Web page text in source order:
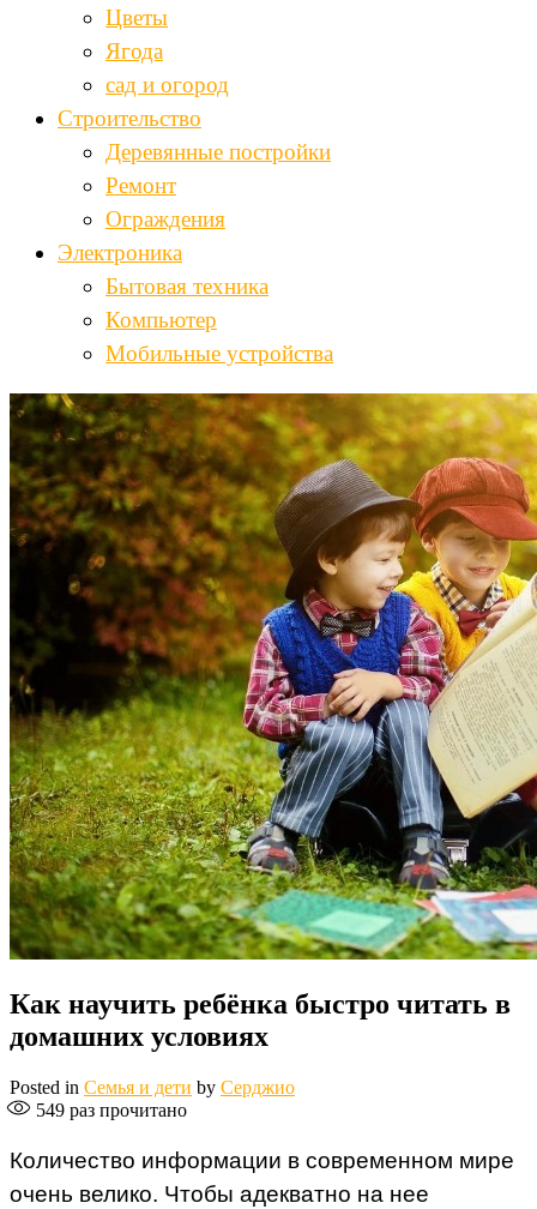
Цветы
Ягода
сад и огород
Строительство
Деревянные постройки
Ремонт
Ограждения
Электроника
Бытовая техника
Компьютер
Мобильные устройства
Как научить ребёнка быстро читать в
домашних условиях
Posted in Семья и дети by Серджио
549 раз прочитано
Количество информации в современном мире
очень велико. Чтобы адекватно на нее